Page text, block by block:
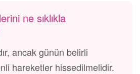
ne sıklıkla
ancak günün belirli
hareketler hissedilmelidir.